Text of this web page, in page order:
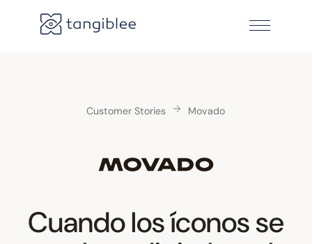
Customer Stories Movado
Cuando los íconos se